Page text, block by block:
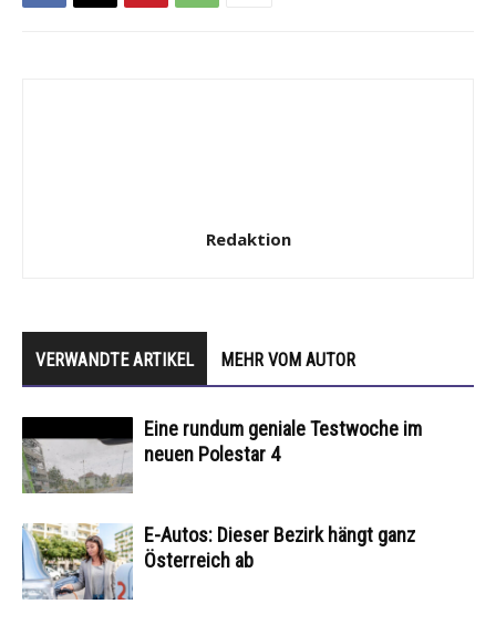
Redaktion
VERWANDTE ARTIKEL MEHR VOM AUTOR
Eine rundum geniale Testwoche im
neuen Polestar 4
E-Autos: Dieser Bezirk hängt ganz
Österreich ab